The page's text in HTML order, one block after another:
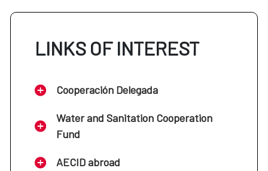
LINKS OF INTEREST
Cooperación Delegada
Water and Sanitation Cooperation
Fund
AECID abroad